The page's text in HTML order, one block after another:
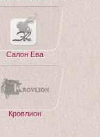
Cалон Ева
Кровлион